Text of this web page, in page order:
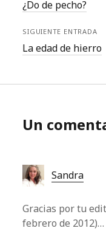
¿Do de pecho?
SIGUIENTE ENTRADA
La edad de hierro
Un
Sandra
Gracias por tu
febrero de